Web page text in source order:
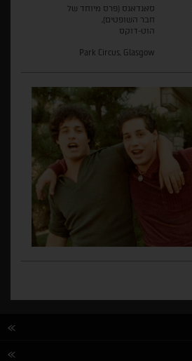
סאנדאנס (פרס מיוחד של
חבר השופטים),
הוט-דוקס
Park Circus, Glasgow